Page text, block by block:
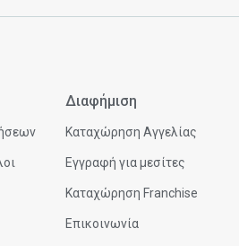
Διαφήμιση
Καταχώρηση Αγγελίας
Εγγραφή για μεσίτες
Καταχώρηση Franchise
Επικοινωνία